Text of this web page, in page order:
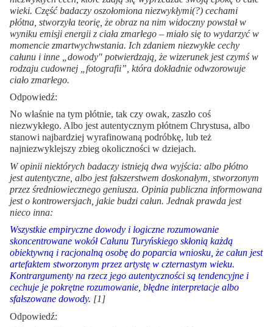
wieki. Część badaczy oszołomiona niezwykłymi(?) cechami
płótna, stworzyła teorię, że obraz na nim widoczny powstał w
wyniku emisji energii z ciała zmarłego – miało się to wydarzyć w
momencie zmartwychwstania. Ich zdaniem niezwykłe cechy
całunu i inne „dowody" potwierdzają, że wizerunek jest czymś w
rodzaju cudownej „fotografii”, która dokładnie odwzorowuje
ciało zmarłego.
Odpowiedź:
No właśnie na tym płótnie, tak czy owak, zaszło coś
niezwykłego. Albo jest autentycznym płótnem Chrystusa, albo
stanowi najbardziej wyrafinowaną podróbkę, lub też
najniezwyklejszy zbieg okoliczności w dziejach.
W opinii niektórych badaczy istnieją dwa wyjścia: albo płótno
jest autentyczne, albo jest fałszerstwem doskonałym, stworzonym
przez średniowiecznego geniusza. Opinia publiczna informowana
jest o kontrowersjach, jakie budzi całun. Jednak prawda jest
nieco inna:
Wszystkie empiryczne dowody i logiczne rozumowanie
skoncentrowane wokół Całunu Turyńskiego skłonią każdą
obiektywną i racjonalną osobę do poparcia wniosku, że całun jest
artefaktem stworzonym przez artystę w czternastym wieku.
Kontrargumenty na rzecz jego autentyczności są tendencyjne i
cechuje je pokrętne rozumowanie, błędne interpretacje albo
sfałszowane dowody. [1]
Odpowiedź: